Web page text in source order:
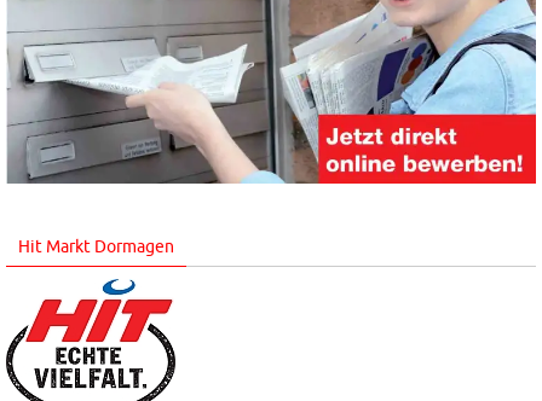
Hit Markt Dormagen